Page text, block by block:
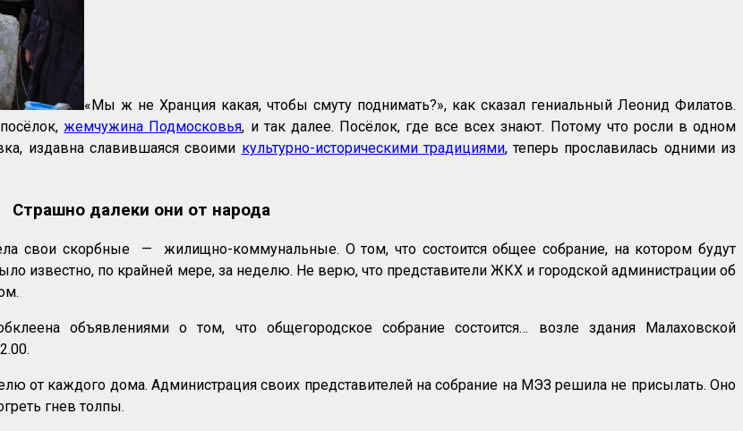
«Мы ж не Хранция какая, чтобы смуту поднимать?», как сказал гениальный Леонид Филатов.
жемчужина Подмосковья, и так далее. Посёлок, где все всех знают. Потому что росли в одном
издавна славившаяся своими культурно-историческими традициями, теперь прославилась одними из
Страшно далеки они от народа
свои скорбные — жилищно-коммунальные. О том, что состоится общее собрание, на котором будут
по крайней мере, за неделю. Не верю, что представители ЖКХ и городской администрации об
объявлениями о том, что общегородское собрание состоится… возле здания Малаховской
от каждого дома. Администрация своих представителей на собрание на МЭЗ решила не присылать. Оно
гнев толпы.